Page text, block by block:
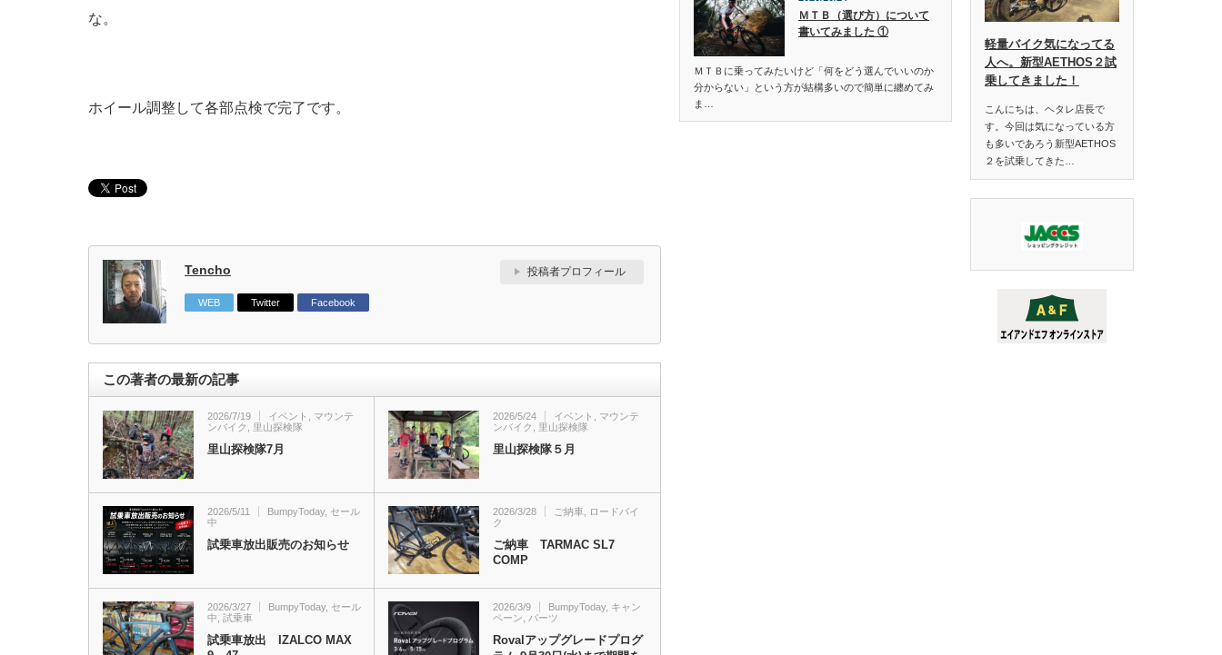
な。
ホイール調整して各部点検で完了です。
Tencho 投稿者プロフィール
WEB Twitter Facebook
この著者の最新の記事
2026/7/19 イベント
マウンテ
ンバイク
里山探検隊
里山探検隊7月
2026/5/24 イベント
マウンテ
ンバイク
里山探検隊
里山探検隊５月
2026/5/11 BumpyToday, セール
中
試乗車放出販売のお知らせ
2026/3/28 ご納車
ロードバイ
ク
ご納車 TARMAC SL7
COMP
2026/3/27 BumpyToday, セール
中 試乗車
試乗車放出 IZALCO MAX
2026/3/9 BumpyToday, キャン
ペーン
パーツ
Rovalアップグレードプログ
ＭＴＢ（選び方）について
書いてみました ①
ＭＴＢに乗ってみたいけど「何をどう選んでいいのか
分からない」という方が結構多いので簡単に纏めてみ
ま…
軽量バイク気になってる
人へ。新型AETHOS２試
乗してきました！
こんにちは、ヘタレ店長で
す。今回は気になっている方
も多いであろう新型AETHOS
２を試乗してきた…